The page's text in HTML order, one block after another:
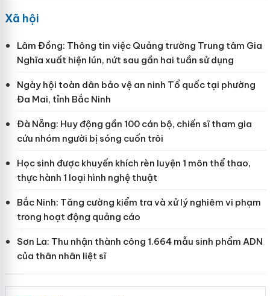
Xã hội
Lâm Đồng: Thông tin việc Quảng trường Trung tâm Gia
Nghĩa xuất hiện lún, nứt sau gần hai tuần sử dụng
Ngày hội toàn dân bảo vệ an ninh Tổ quốc tại phường
Đa Mai, tỉnh Bắc Ninh
Đà Nẵng: Huy động gần 100 cán bộ, chiến sĩ tham gia
cứu nhóm người bị sóng cuốn trôi
Học sinh được khuyến khích rèn luyện 1 môn thể thao,
thực hành 1 loại hình nghệ thuật
Bắc Ninh: Tăng cường kiểm tra và xử lý nghiêm vi phạm
trong hoạt động quảng cáo
Sơn La: Thu nhận thành công 1.664 mẫu sinh phẩm ADN
của thân nhân liệt sĩ